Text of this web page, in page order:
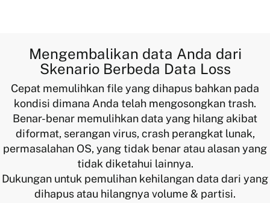
Mengembalikan data Anda dari
Skenario Berbeda Data Loss
Cepat memulihkan file yang dihapus bahkan pada
kondisi dimana Anda telah mengosongkan trash.
Benar-benar memulihkan data yang hilang akibat
diformat, serangan virus, crash perangkat lunak,
permasalahan OS, yang tidak benar atau alasan yang
tidak diketahui lainnya.
Dukungan untuk pemulihan kehilangan data dari yang
dihapus atau hilangnya volume & partisi.